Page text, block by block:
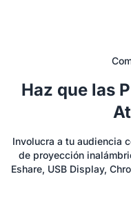
Haz que las
Involucra a tu audiencia
de proyección
Eshare, USB Display,